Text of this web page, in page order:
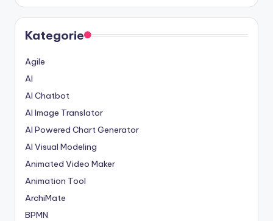
Kategorie
Agile
AI
AI Chatbot
AI Image Translator
AI Powered Chart Generator
AI Visual Modeling
Animated Video Maker
Animation Tool
ArchiMate
BPMN